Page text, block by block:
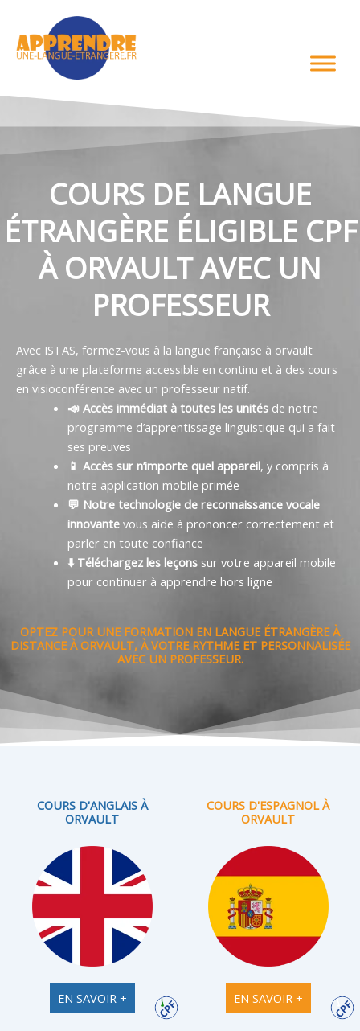
contenu
COURS DE LANGUE
ÉTRANGÈRE ÉLIGIBLE CPF
À ORVAULT AVEC UN
PROFESSEUR
Avec ISTAS, formez-vous à la langue française à orvault
grâce à une plateforme accessible en continu et à des cours
en visioconférence avec un professeur natif.
📣 Accès immédiat à toutes les unitésde notre
programme d’apprentissage linguistique qui a fait
ses preuves
📱 Accès sur n’importe quel appareil, y compris à
notre application mobile primée
💬 Notre technologie de reconnaissance vocale
innovantevous aide à prononcer correctement et
parler en toute confiance
⬇️ Téléchargez les leçonssur votre appareil mobile
pour continuer à apprendre hors ligne
OPTEZ POUR UNE FORMATION EN LANGUE ÉTRANGÈRE À
DISTANCE À ORVAULT, À VOTRE RYTHME ET PERSONNALISÉE
AVEC UN PROFESSEUR.
COURS D'ANGLAIS À
ORVAULT
EN SAVOIR +
COURS D'ESPAGNOL À
ORVAULT
EN SAVOIR +